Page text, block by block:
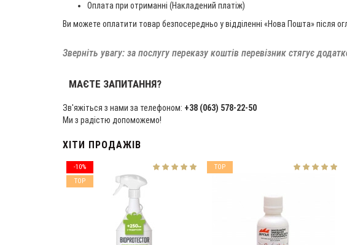
Оплата при отриманні (Накладений платіж)
Ви можете оплатити товар безпосередньо у відділенні «Нова Пошта» після
Зверніть увагу: за послугу переказу коштів перевізник стягує
МАЄТЕ ЗАПИТАННЯ?
Зв'яжіться з нами за телефоном: +38 (063) 578-22-50
Ми з радістю допоможемо!
ХІТИ ПРОДАЖІВ
-10%
TOP
TOP